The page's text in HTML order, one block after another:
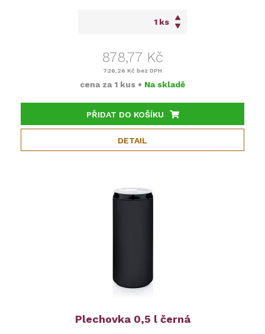
ks
878,77 Kč
726,26 Kč bez DPH
cena za 1 kus • Na skladě
PŘIDAT DO KOŠÍKU
DETAIL
Plechovka 0,5 l černá